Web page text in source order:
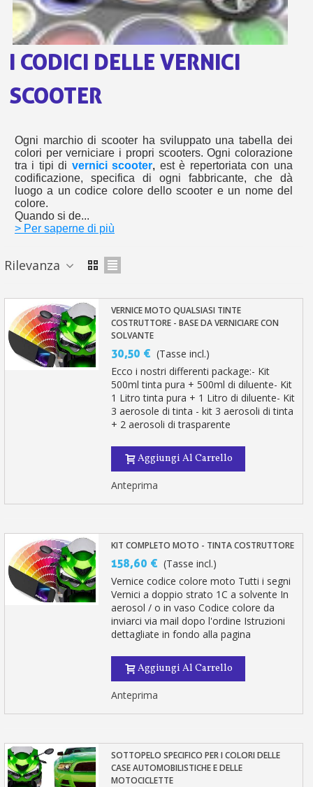
I CODICI DELLE VERNICI
SCOOTER
Ogni marchio di scooter ha sviluppato una tabella dei
colori per verniciare i propri scooters. Ogni colorazione
tra i tipi di vernici scooter, est è repertoriata con una
codificazione, specifica di ogni fabbricante, che dà
luogo a un codice colore dello scooter e un nome del
colore.
Quando si de...
> Per saperne di più
Rilevanza
VERNICE MOTO QUALSIASI TINTE
COSTRUTTORE - BASE DA VERNICIARE CON
SOLVANTE
30,50 € (Tasse incl.)
Ecco i nostri differenti package:- Kit
500ml tinta pura + 500ml di diluente- Kit
1 Litro tinta pura + 1 Litro di diluente- Kit
3 aerosole di tinta - kit 3 aerosoli di tinta
+ 2 aerosoli di trasparente
Aggiungi Al Carrello
Anteprima
KIT COMPLETO MOTO - TINTA COSTRUTTORE
158,60 € (Tasse incl.)
Vernice codice colore moto Tutti i segni
Vernici a doppio strato 1C a solvente In
aerosol / o in vaso Codice colore da
inviarci via mail dopo l'ordine Istruzioni
dettagliate in fondo alla pagina
Aggiungi Al Carrello
Anteprima
SOTTOPELO SPECIFICO PER I COLORI DELLE
CASE AUTOMOBILISTICHE E DELLE
MOTOCICLETTE